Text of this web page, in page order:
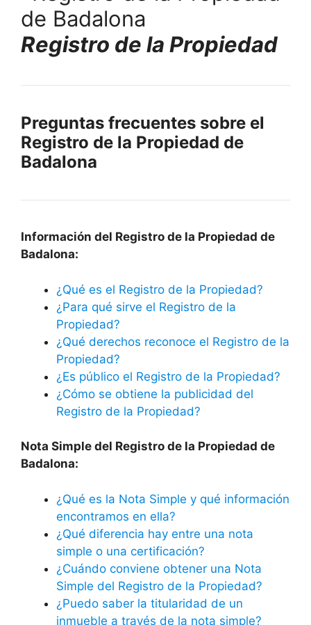
Registro de la Propiedad
Preguntas frecuentes sobre el
Registro de la Propiedad de
Badalona
Información del Registro de la Propiedad de
Badalona:
¿Qué es el Registro de la Propiedad?
¿Para qué sirve el Registro de la
Propiedad?
¿Qué derechos reconoce el Registro de la
Propiedad?
¿Es público el Registro de la Propiedad?
¿Cómo se obtiene la publicidad del
Registro de la Propiedad?
Nota Simple del Registro de la Propiedad de
Badalona:
¿Qué es la Nota Simple y qué información
encontramos en ella?
¿Qué diferencia hay entre una nota
simple o una certificación?
¿Cuándo conviene obtener una Nota
Simple del Registro de la Propiedad?
¿Puedo saber la titularidad de un
inmueble a través de la nota simple?